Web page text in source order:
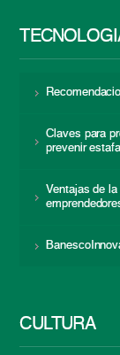
Claves para
prevenir
Ventajas de
CULTURA